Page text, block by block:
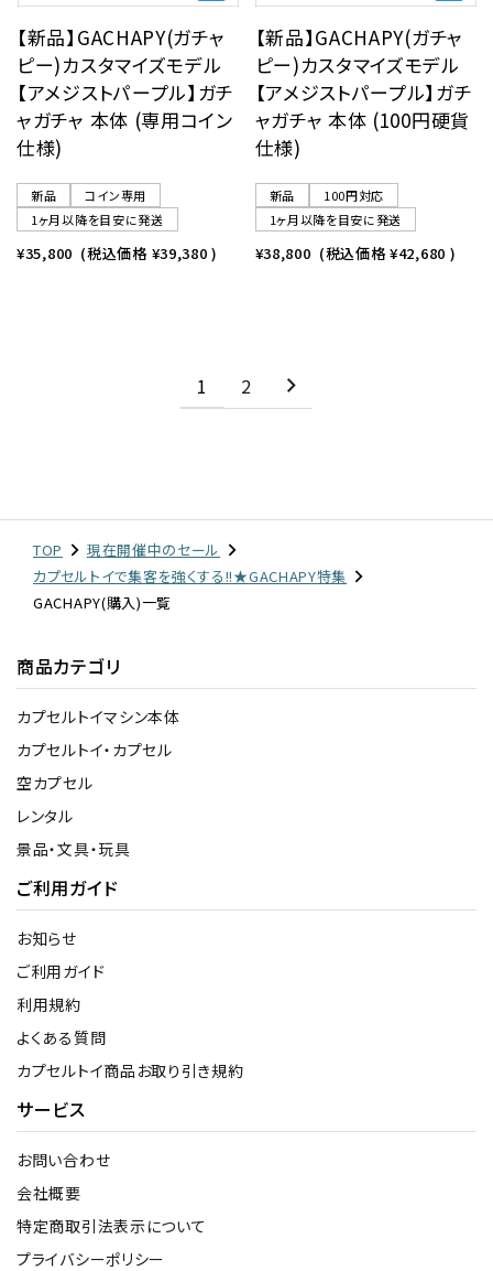
【新品】GACHAPY(ガチャ
ピー)カスタマイズモデル
【アメジストパープル】ガチ
ャガチャ 本体 (専用コイン
仕様)
新品
コイン専用
1ヶ月以降を目安に発送
¥35,800 (税込価格 ¥39,380 )
【新品】GACHAPY(ガチャ
ピー)カスタマイズモデル
【アメジストパープル】ガチ
ャガチャ 本体 (100円硬貨
仕様)
新品
100円対応
1ヶ月以降を目安に発送
¥38,800 (税込価格¥42,680 )
1 2
TOP
現在開催中のセール
カプセルトイで集客を強くする!!★GACHAPY特集
GACHAPY(購入)一覧
商品カテゴリ
カプセルトイマシン本体
カプセルトイ・カプセル
空カプセル
レンタル
景品・文具・玩具
ご利用ガイド
お知らせ
ご利用ガイド
利用規約
よくある質問
カプセルトイ商品お取り引き規約
サービス
お問い合わせ
会社概要
特定商取引法表示について
プライバシーポリシー